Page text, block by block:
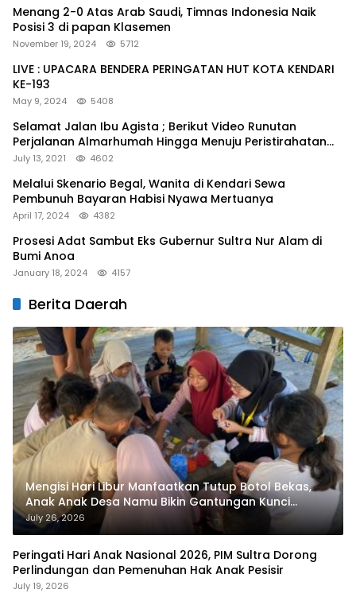
Menang 2-0 Atas Arab Saudi, Timnas Indonesia Naik
Posisi 3 di papan Klasemen
November 19, 2024 5712
LIVE : UPACARA BENDERA PERINGATAN HUT KOTA KENDARI
KE-193
May 9, 2024 5408
Selamat Jalan Ibu Agista ; Berikut Video Runutan
Perjalanan Almarhumah Hingga Menuju Peristirahatan
Terakhir
July 13, 2021 4602
Melalui Skenario Begal, Wanita di Kendari Sewa
Pembunuh Bayaran Habisi Nyawa Mertuanya
April 17, 2024 4382
Prosesi Adat Sambut Eks Gubernur Sultra Nur Alam di
Bumi Anoa
January 18, 2024 4157
Berita Daerah
Mengisi Hari Libur Manfaatkan Tutup Botol Bekas,
Anak Anak Desa Namu Bikin Gantungan Kunci
Bernilai Ekonomi
July 26, 2026
Peringati Hari Anak Nasional 2026, PIM Sultra Dorong
Perlindungan dan Pemenuhan Hak Anak Pesisir
July 19, 2026